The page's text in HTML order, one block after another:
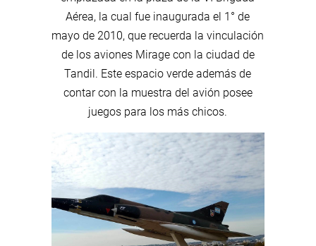
Aérea, la cual fue inaugurada el 1° de
mayo de 2010, que recuerda la vinculación
de los aviones Mirage con la ciudad de
Tandil. Este espacio verde además de
contar con la muestra del avión posee
juegos para los más chicos.